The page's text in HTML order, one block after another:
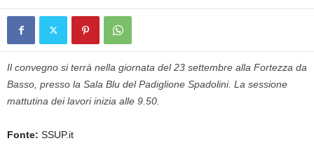
Il convegno si terrà nella giornata del 23 settembre alla Fortezza da
Basso, presso la Sala Blu del Padiglione Spadolini. La sessione
mattutina dei lavori inizia alle 9.50.
Fonte: SSUP.it